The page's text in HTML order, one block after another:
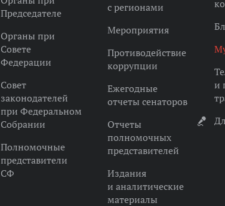
Председателе
Органы при
Совете
Федерации
Совет
законодателей
при Федеральном
Собрании
Полномочные
представители
СФ
с регионами
Мероприятия
Противодействие
коррупции
Ежегодные
отчеты сенаторов
Отчеты
полномочных
представителей
Издания
и аналитические
материалы
и